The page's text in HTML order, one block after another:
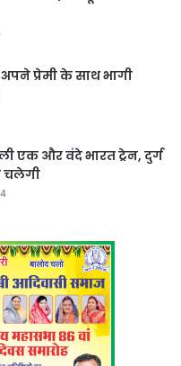
प्रेमी के साथ भागी
एक और वंदे भारत ट्रेन, दुर्ग
चलेगी